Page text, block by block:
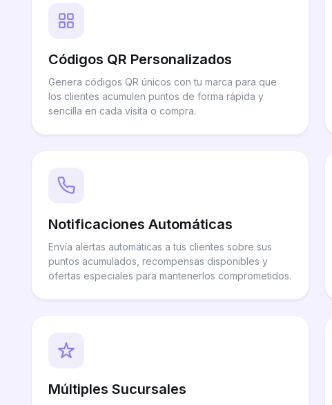
Códigos QR Personalizados
Genera códigos QR únicos con tu marca para que
los clientes acumulen puntos de forma rápida y
sencilla en cada visita o compra.
Notificaciones Automáticas
Envía alertas automáticas a tus clientes sobre sus
puntos acumulados, recompensas disponibles y
ofertas especiales para mantenerlos comprometidos.
Múltiples Sucursales